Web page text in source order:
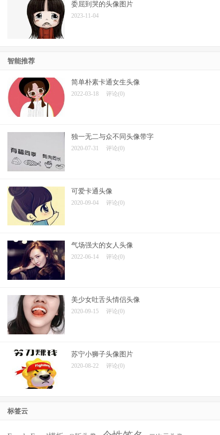
委屈到哭的头像图片
2023-11-04
智能推荐
简单朴素卡通女生头像
2022-03-18 评论(0)
独一无二与众不同头像带字
2020-07-31 评论(0)
可爱卡通头像
2020-09-04 评论(0)
气场强大的女人头像
2022-06-14 评论(0)
美少女吐舌头情侣头像
2020-09-15 评论(0)
苏宁小狮子头像图片
2020-08-22 评论(0)
标签云